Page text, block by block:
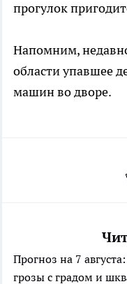
прогулок
Напомним,
области упавшее
машин во дворе.
Прогноз на 7
грозы с градом и